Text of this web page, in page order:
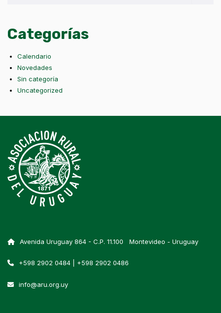
Categorías
Calendario
Novedades
Sin categoría
Uncategorized
Avenida Uruguay 864 - C.P. 11.100 Montevideo - Uruguay
+598 2902 0484 | +598 2902 0486
info@aru.org.uy